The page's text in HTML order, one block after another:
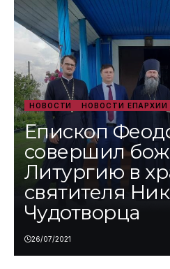
НОВОСТИ НОВОСТИ ЕПАРХИИ
Епископ
совершил
Литургию в
святителя
Чудотворца
26/07/2021